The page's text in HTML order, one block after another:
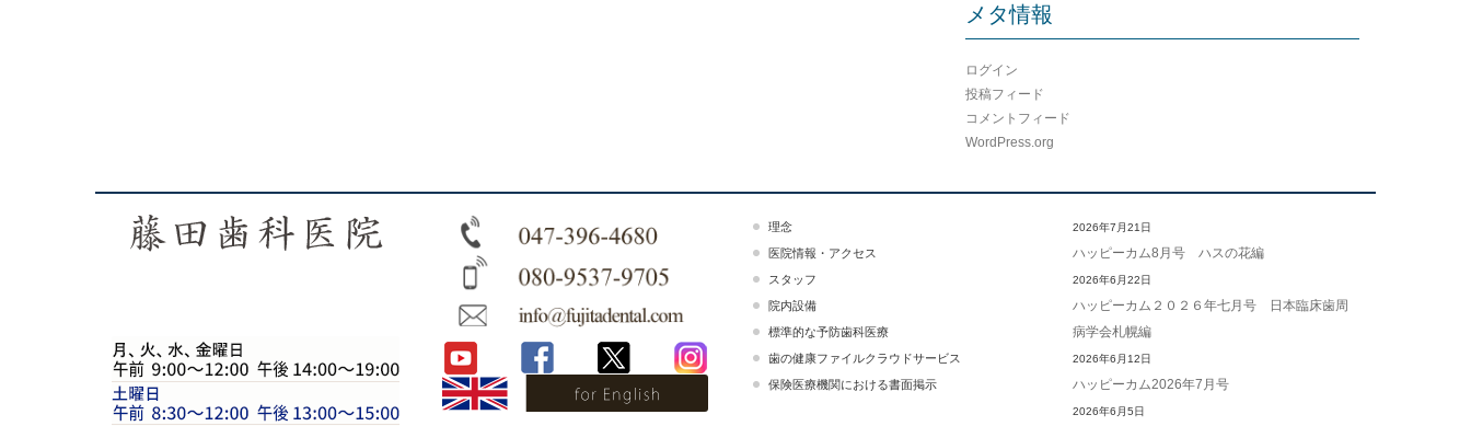
メタ情報
ログイン
投稿フィード
コメントフィード
WordPress.org
理念
医院情報・アクセス
スタッフ
院内設備
標準的な予防歯科医療
歯の健康ファイルクラウドサービス
保険医療機関における書面掲示
2026年7月21日
ハッピーカム8月号 ハスの花編
2026年6月22日
ハッピーカム２０２６年七月号 日本臨床歯周
病学会札幌編
2026年6月12日
ハッピーカム2026年7月号
2026年6月5日